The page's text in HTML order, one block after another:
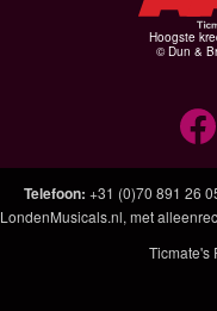
Hoogste
© Dun &
Telefoon: +31 (0)70 891 26
LondenMusicals.nl, met
Ticmate's